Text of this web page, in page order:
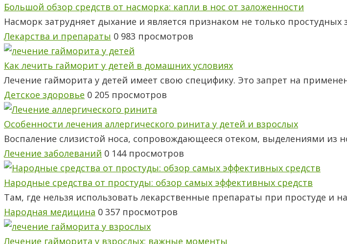
Большой обзор средств от насморка: капли в нос от заложенности
Насморк затрудняет дыхание и является признаком не только
Лекарства и препараты 0 983 просмотров
Как лечить гайморит у детей в домашних условиях
Лечение гайморита у детей имеет свою специфику. Это запрет на
Детское здоровье 0 205 просмотров
Особенности лечения аллергического ринита у детей и взрослых
Воспаление слизистой носа, сопровождающееся отеком, выделениями
Лечение заболеваний 0 144 просмотров
Народные средства от простуды: обзор самых эффективных средств
Там, где нельзя использовать лекарственные препараты при простуде и
Народная медицина 0 357 просмотров
Лечение гайморита у взрослых: важные моменты